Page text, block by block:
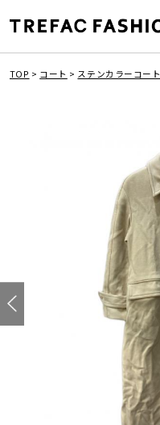
TOP > コート > ステンカラーコート